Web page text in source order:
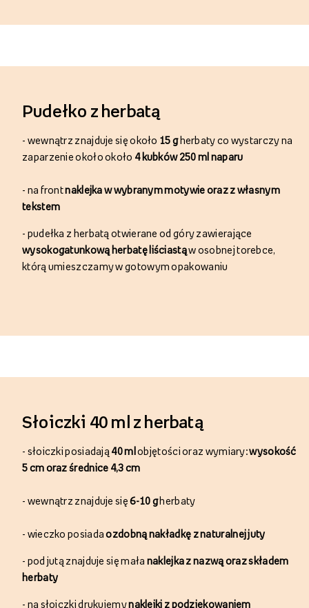
Pudełko z herbatą
- wewnątrz znajduje się około 15 gherbaty co wystarczy na
zaparzenie okołookoło 4 kubków 250 ml naparu
- na frontnaklejka w wybranym motywie oraz z własnym
tekstem
- pudełka z herbatą otwierane od góry zawierające
wysokogatunkową herbatę liściastąw osobnej torebce,
którą umieszczamy w gotowym opakowaniu
Słoiczki 40 ml z herbatą
- słoiczki posiadają 40 ml objętości oraz wymiary:wysokość
5 cm oraz średnice 4,3 cm
- wewnątrz znajduje się6-10 gherbaty
- wieczko posiadaozdobną nakładkę z naturalnej juty
- pod jutą znajduje sięmała naklejka z nazwą oraz składem
herbaty
- na słoiczkidrukujemynaklejki z podziękowaniem